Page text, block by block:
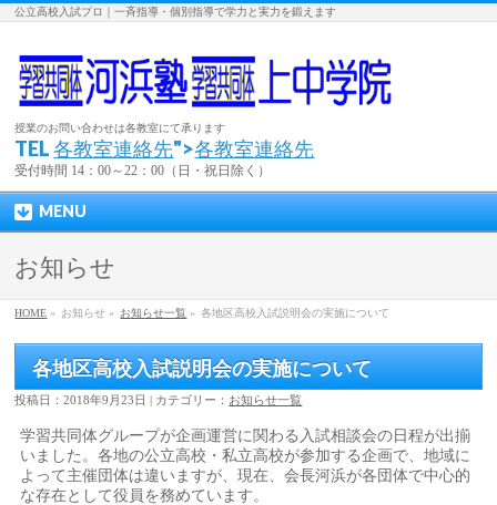
公立高校入試プロ｜一斉指導・個別指導で学力と実力を鍛えます
授業のお問い合わせは各教室にて承ります
TEL各教室連絡先">各教室連絡先
受付時間 14：00～22：00（日・祝日除く）
MENU
お知らせ
HOME » お知らせ » お知らせ一覧 » 各地区高校入試説明会の実施について
各地区高校入試説明会の実施について
投稿日：2018年9月23日 | カテゴリー： お知らせ一覧
学習共同体グループが企画運営に関わる入試相談会の日程が出揃
いました。各地の公立高校・私立高校が参加する企画で、地域に
よって主催団体は違いますが、現在、会長河浜が各団体で中心的
な存在として役員を務めています。